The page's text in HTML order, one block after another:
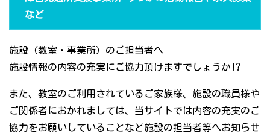
など
施設（教室・事業所）のご担当者へ
施設情報の内容の充実にご協力頂けますでしょうか!?
また、教室のご利用されているご家族様、施設の職員様や
ご関係者におかれましては、当サイトでは内容の充実のご
協力をお願いしていることなど施設の担当者等へお知らせ